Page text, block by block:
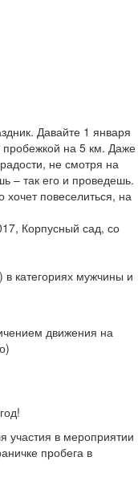
Давайте 1 января
на 5 км. Даже
не смотря на
– так его и проведешь.
хочет повеселиться, на
Корпусный сад, со
категориях мужчины и
движения на
участия в мероприятии
пробега в